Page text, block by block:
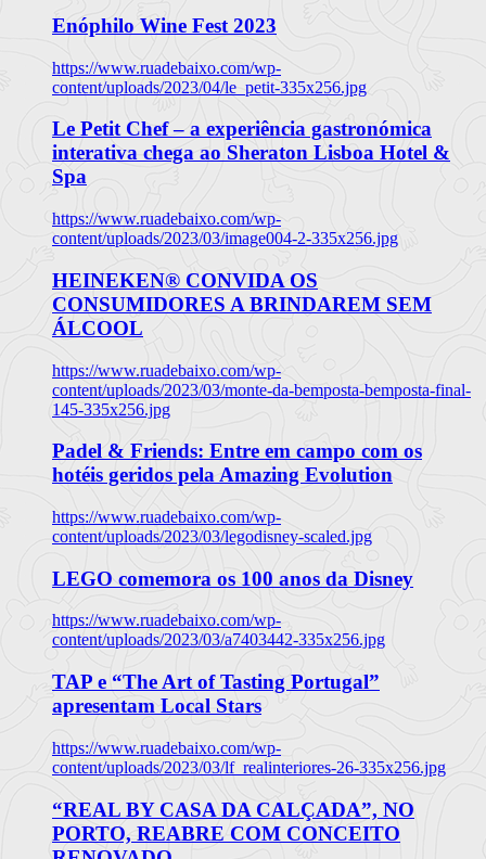
Enóphilo Wine Fest 2023
https://www.ruadebaixo.com/wp-
content/uploads/2023/04/le_petit-335x256.jpg
Le Petit Chef – a experiência gastronómica
interativa chega ao Sheraton Lisboa Hotel &
Spa
https://www.ruadebaixo.com/wp-
content/uploads/2023/03/image004-2-335x256.jpg
HEINEKEN® CONVIDA OS
CONSUMIDORES A BRINDAREM SEM
ÁLCOOL
https://www.ruadebaixo.com/wp-
content/uploads/2023/03/monte-da-bemposta-bemposta-final-
145-335x256.jpg
Padel & Friends: Entre em campo com os
hotéis geridos pela Amazing Evolution
https://www.ruadebaixo.com/wp-
content/uploads/2023/03/legodisney-scaled.jpg
LEGO comemora os 100 anos da Disney
https://www.ruadebaixo.com/wp-
content/uploads/2023/03/a7403442-335x256.jpg
TAP e “The Art of Tasting Portugal”
apresentam Local Stars
https://www.ruadebaixo.com/wp-
content/uploads/2023/03/lf_realinteriores-26-335x256.jpg
“REAL BY CASA DA CALÇADA”, NO
PORTO, REABRE COM CONCEITO